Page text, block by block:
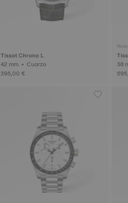
Tissot Chrono L
42 mm • Cuarzo
395,00 €